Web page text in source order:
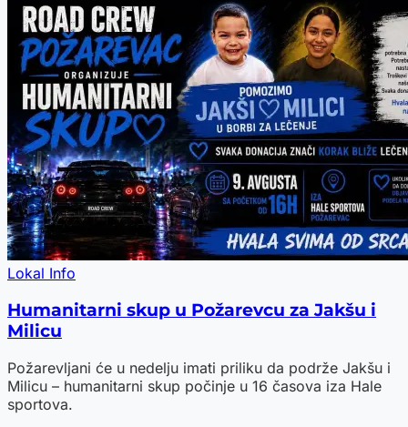
Lokal Info
Humanitarni skup u Požarevcu za Jakšu i
Milicu
Požarevljani će u nedelju imati priliku da podrže Jakšu i
Milicu – humanitarni skup počinje u 16 časova iza Hale
sportova.